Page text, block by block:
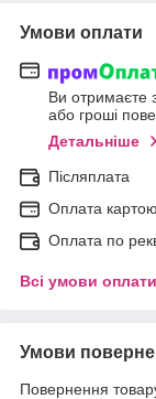
Умови оплати
Ви отримаєте
або гроші
Детальніше
Післяплата
Оплата
Оплата по
Всі умови оплати
Умови
Повернення